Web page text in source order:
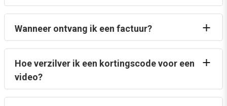
Wanneer ontvang ik een factuur?
Hoe verzilver ik een kortingscode voor een
video?